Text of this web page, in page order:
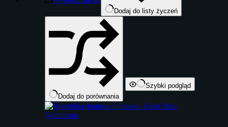
na
stronie
produktu
Dodaj do listy życzeń
Dodaj do porównania
Szybki podgląd